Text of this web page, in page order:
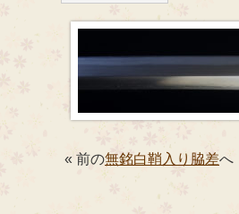
« 前の無銘白鞘入り脇差へ